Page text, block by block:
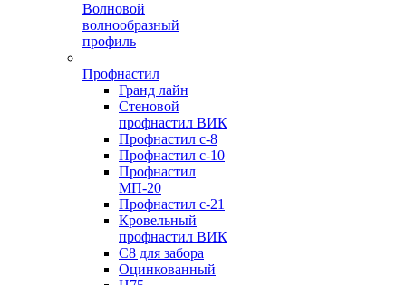
Волновой
волнообразный
профиль
Профнастил
Гранд лайн
Стеновой
профнастил ВИК
Профнастил с-8
Профнастил с-10
Профнастил
МП-20
Профнастил с-21
Кровельный
профнастил ВИК
С8 для забора
Оцинкованный